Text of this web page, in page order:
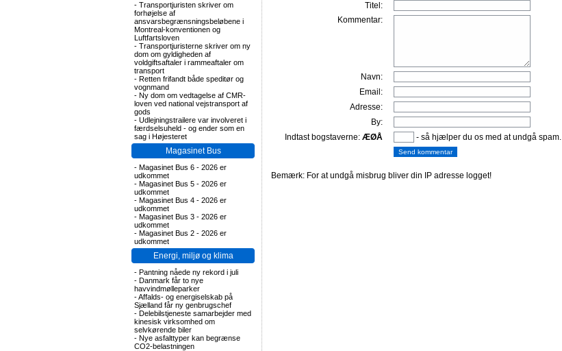
- Transportjuristen skriver om
forhøjelse af
ansvarsbegrænsningsbeløbene i
Montreal-konventionen og
Luftfartsloven
- Transportjuristerne skriver om ny
dom om gyldigheden af
voldgiftsaftaler i rammeaftaler om
transport
- Retten frifandt både speditør og
vognmand
- Ny dom om vedtagelse af CMR-
loven ved national vejstransport af
gods
- Udlejningstrailere var involveret i
færdselsuheld - og ender som en
sag i Højesteret
Magasinet Bus
- Magasinet Bus 6 - 2026 er
udkommet
- Magasinet Bus 5 - 2026 er
udkommet
- Magasinet Bus 4 - 2026 er
udkommet
- Magasinet Bus 3 - 2026 er
udkommet
- Magasinet Bus 2 - 2026 er
udkommet
Energi, miljø og klima
- Pantning nåede ny rekord i juli
- Danmark får to nye
havvindmølleparker
-Affalds- og energiselskab på
Sjælland får ny genbrugschef
- Delebilstjeneste samarbejder med
kinesisk virksomhed om
selvkørende biler
- Nye asfalttyper kan begrænse
CO2-belastningen
Titel:
Kommentar:
Navn:
Email:
Adresse:
By:
Indtast bogstaverne: ÆØÅ - så hjælper du os med at undgå spam.
Bemærk: For at undgå misbrug bliver din IP adresse logget!